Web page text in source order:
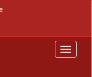
Toggle